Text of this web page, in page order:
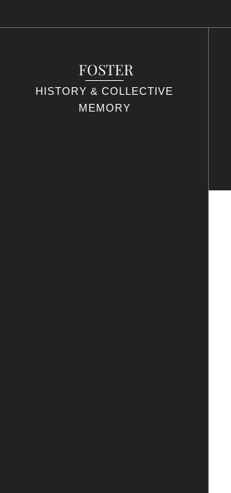
FOSTER
HISTORY & COLLECTIVE
MEMORY